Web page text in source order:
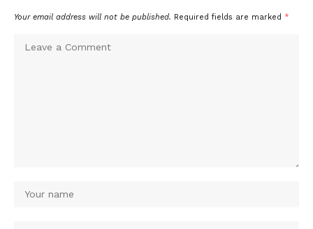
Your email address will not be published. Required fields are marked *